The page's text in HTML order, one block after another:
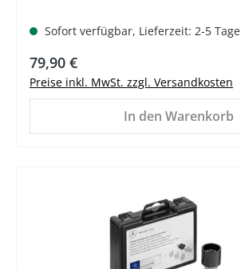
Sofort verfügbar, Lieferzeit: 2-5 Tage
Regulärer Preis:
79,90 €
Preise inkl. MwSt. zzgl. Versandkosten
In den Warenkorb